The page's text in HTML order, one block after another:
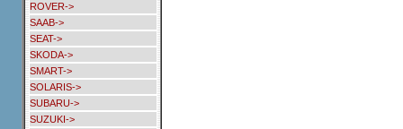
ROVER->
SAAB->
SEAT->
SKODA->
SMART->
SOLARIS->
SUBARU->
SUZUKI->